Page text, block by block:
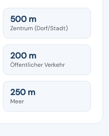
500 m
Zentrum (Dorf/Stadt)
200 m
Öffentlicher Verkehr
250 m
Meer